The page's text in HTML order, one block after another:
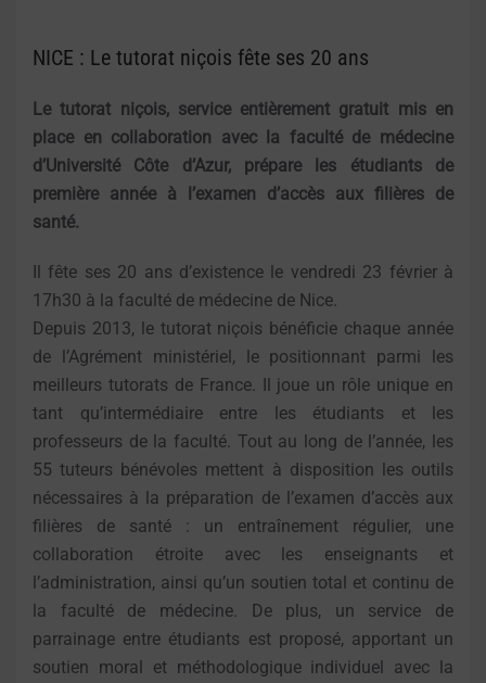
NICE : Le tutorat niçois fête ses 20 ans
Le tutorat niçois, service entièrement gratuit mis en
place en collaboration avec la faculté de médecine
d’Université Côte d’Azur, prépare les étudiants de
première année à l’examen d’accès aux filières de
santé.
Il fête ses 20 ans d’existence le vendredi 23 février à
17h30 à la faculté de médecine de Nice.
Depuis 2013, le tutorat niçois bénéficie chaque année
de l’Agrément ministériel, le positionnant parmi les
meilleurs tutorats de France. Il joue un rôle unique en
tant qu’intermédiaire entre les étudiants et les
professeurs de la faculté. Tout au long de l’année, les
55 tuteurs bénévoles mettent à disposition les outils
nécessaires à la préparation de l’examen d’accès aux
filières de santé : un entraînement régulier, une
collaboration étroite avec les enseignants et
l’administration, ainsi qu’un soutien total et continu de
la faculté de médecine. De plus, un service de
parrainage entre étudiants est proposé, apportant un
soutien moral et méthodologique individuel avec la